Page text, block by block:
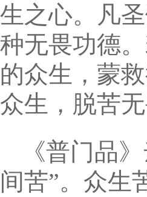
生之心。凡
种无畏功德
的众生，蒙
众生，脱苦无
《普门品
间苦”。众生